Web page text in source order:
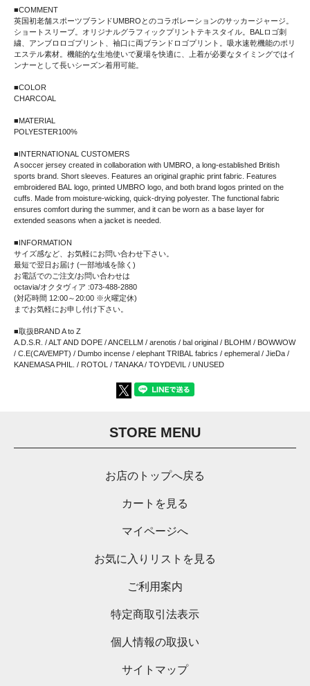
■COMMENT
英国初老舗スポーツブランドUMBROとのコラボレーションのサッカージャージ。
ショートスリーブ。オリジナルグラフィックプリントテキスタイル。BALロゴ刺
繍、アンブロロゴプリント、袖口に両ブランドロゴプリント。吸水速乾機能のポリ
エステル素材。機能的な生地使いで夏場を快適に、上着が必要なタイミングではイ
ンナーとして長いシーズン着用可能。
■COLOR
CHARCOAL
■MATERIAL
POLYESTER100%
■INTERNATIONAL CUSTOMERS
A soccer jersey created in collaboration with UMBRO, a long-established British
sports brand. Short sleeves. Features an original graphic print fabric. Features
embroidered BAL logo, printed UMBRO logo, and both brand logos printed on the
cuffs. Made from moisture-wicking, quick-drying polyester. The functional fabric
ensures comfort during the summer, and it can be worn as a base layer for
extended seasons when a jacket is needed.
■INFORMATION
サイズ感など、お気軽にお問い合わせ下さい。
最短で翌日お届け (一部地域を除く)
お電話でのご注文/お問い合わせは
octavia/オクタヴィア :073-488-2880
(対応時間 12:00～20:00 ※火曜定休)
までお気軽にお申し付け下さい。
■取扱BRAND A to Z
A.D.S.R. / ALT AND DOPE / ANCELLM / arenotis / bal original / BLOHM / BOWWOW
/ C.E(CAVEMPT) / Dumbo incense / elephant TRIBAL fabrics / ephemeral / JieDa /
KANEMASA PHIL. / ROTOL / TANAKA / TOYDEVIL / UNUSED
STORE MENU
お店のトップへ戻る
カートを見る
マイページへ
お気に入りリストを見る
ご利用案内
特定商取引法表示
個人情報の取扱い
サイトマップ